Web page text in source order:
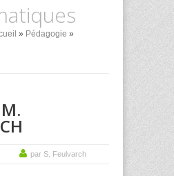
» Pédagogie »
par S. Feulvarch